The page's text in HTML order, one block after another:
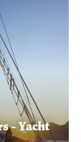
- Yacht